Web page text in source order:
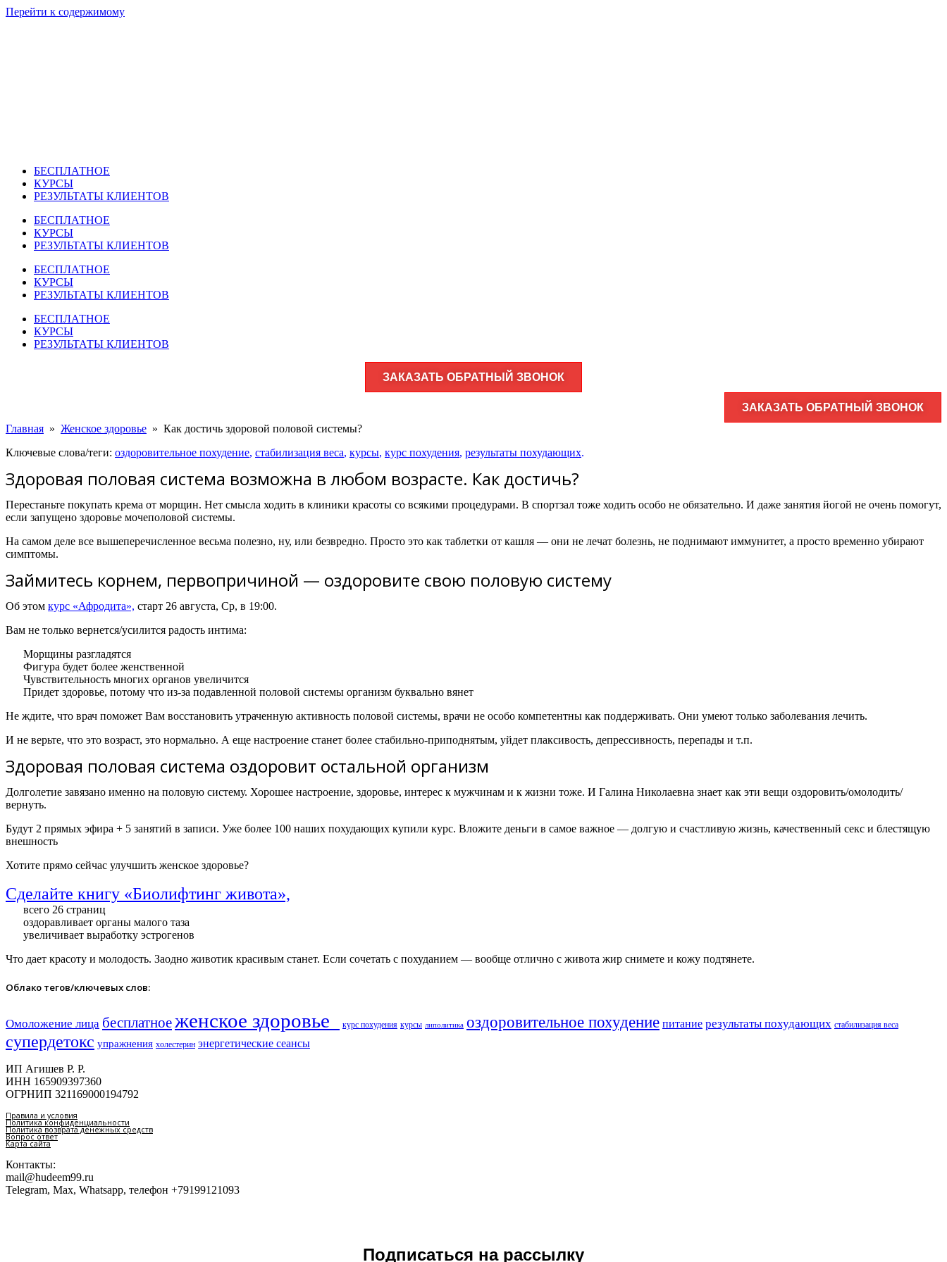
Перейти к содержимому
БЕСПЛАТНОЕ
КУРСЫ
РЕЗУЛЬТАТЫ КЛИЕНТОВ
БЕСПЛАТНОЕ
КУРСЫ
РЕЗУЛЬТАТЫ КЛИЕНТОВ
БЕСПЛАТНОЕ
КУРСЫ
РЕЗУЛЬТАТЫ КЛИЕНТОВ
БЕСПЛАТНОЕ
КУРСЫ
РЕЗУЛЬТАТЫ КЛИЕНТОВ
ЗАКАЗАТЬ ОБРАТНЫЙ ЗВОНОК
ЗАКАЗАТЬ ОБРАТНЫЙ ЗВОНОК
Главная » Женское здоровье​ » Как достичь здоровой половой системы?
Ключевые слова/теги: оздоровительное похудение, стабилизация веса, курсы, курс похудения, результаты похудающих.
Здоровая половая система возможна в любом возрасте. Как достичь?
Перестаньте покупать крема от морщин. Нет смысла ходить в клиники красоты со всякими процедурами. В спортзал тоже ходить особо не обязательно. И даже занятия йогой не очень помогут,
если запущено здоровье мочеполовой системы.
На самом деле все вышеперечисленное весьма полезно, ну, или безвредно. Просто это как таблетки от кашля — они не лечат болезнь, не поднимают иммунитет, а просто временно убирают
симптомы.
Займитесь корнем, первопричиной — оздоровите свою половую систему
Об этом курс «Афродита», старт 26 августа, Ср, в 19:00.
Вам не только вернется/усилится радость интима:
Морщины разгладятся
Фигура будет более женственной
Чувствительность многих органов увеличится
Придет здоровье, потому что из-за подавленной половой системы организм буквально вянет
Не ждите, что врач поможет Вам восстановить утраченную активность половой системы, врачи не особо компетентны как поддерживать. Они умеют только заболевания лечить.
И не верьте, что это возраст, это нормально. А еще настроение станет более стабильно-приподнятым, уйдет плаксивость, депрессивность, перепады и т.п.
Здоровая половая система оздоровит остальной организм
Долголетие завязано именно на половую систему. Хорошее настроение, здоровье, интерес к мужчинам и к жизни тоже. И Галина Николаевна знает как эти вещи оздоровить/омолодить/
вернуть.
Будут 2 прямых эфира + 5 занятий в записи. Уже более 100 наших похудающих купили курс. Вложите деньги в самое важное — долгую и счастливую жизнь, качественный секс и блестящую
внешность
Хотите прямо сейчас улучшить женское здоровье?
Сделайте книгу «Биолифтинг живота»,
всего 26 страниц
оздоравливает органы малого таза
увеличивает выработку эстрогенов
Что дает красоту и молодость. Заодно животик красивым станет. Если сочетать с похуданием — вообще отлично с живота жир снимете и кожу подтянете.
Облако тегов/ключевых слов:
Омоложение лица бесплатноеженское здоровье​ курс похудения курсы липолитика оздоровительное похудение питание результаты похудающих стабилизация веса
супердетокс упражнения холестерин энергетические сеансы
ИП Агишев Р. Р.
ИНН 165909397360
ОГРНИП 321169000194792
Правила и условия
Политика конфиденциальности
Политика возврата денежных средств
Вопрос ответ
Карта сайта
Контакты:
mail@hudeem99.ru
Telegram, Max, Whatsapp, телефон +79199121093
Подписаться на рассылку